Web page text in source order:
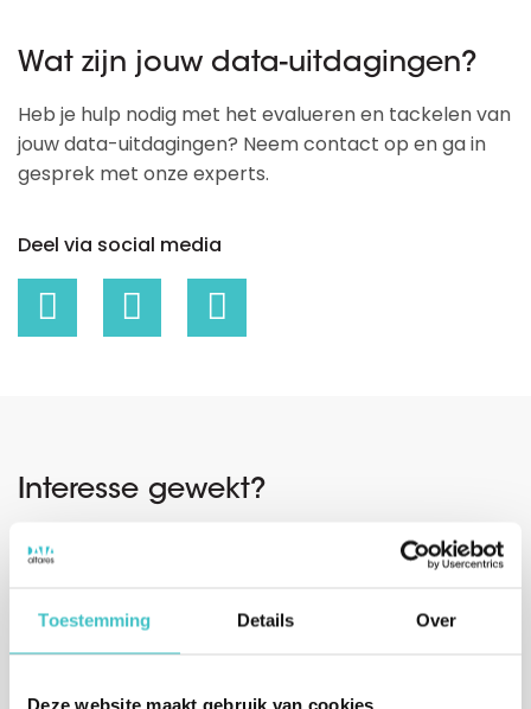
Toestemming Details Over
Deze website maakt gebruik van cookies
Wat zijn jouw data-uitdagingen?
Heb je hulp nodig met het evalueren en tackelen van
jouw data-uitdagingen? Neem contact op en ga in
gesprek met onze experts.
Deel via social media
Interesse gewekt?
Vul uw gegevens in of bel ons direct.
We nemen binnen één werkdag contact met u op.